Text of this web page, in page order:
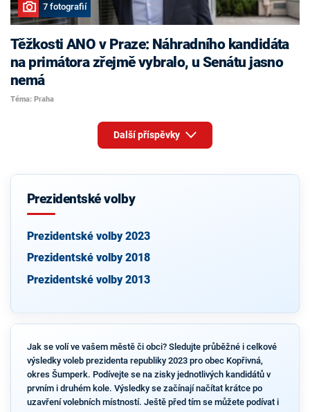
7 fotografií
Těžkosti ANO v Praze: Náhradního kandidáta
na primátora zřejmě vybralo, u Senátu jasno
nemá
Téma: Praha
Další příspěvky
Prezidentské volby
Prezidentské volby 2023
Prezidentské volby 2018
Prezidentské volby 2013
Jak se volí ve vašem městě či obci? Sledujte průběžné i celkové
výsledky voleb prezidenta republiky 2023 pro obec Kopřivná,
okres Šumperk. Podívejte se na zisky jednotlivých kandidátů v
prvním i druhém kole. Výsledky se začínají načítat krátce po
uzavření volebních místností. Ještě před tím se můžete podívat i